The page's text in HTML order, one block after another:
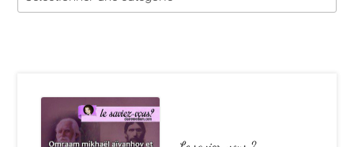
des